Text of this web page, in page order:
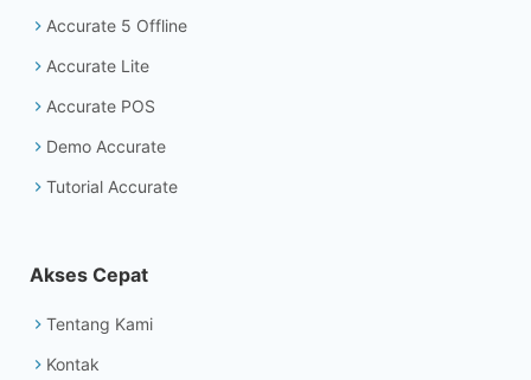
Accurate 5 Offline
Accurate Lite
Accurate POS
Demo Accurate
Tutorial Accurate
Akses Cepat
Tentang Kami
Kontak